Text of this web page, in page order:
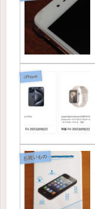
iPhone
お買いもの